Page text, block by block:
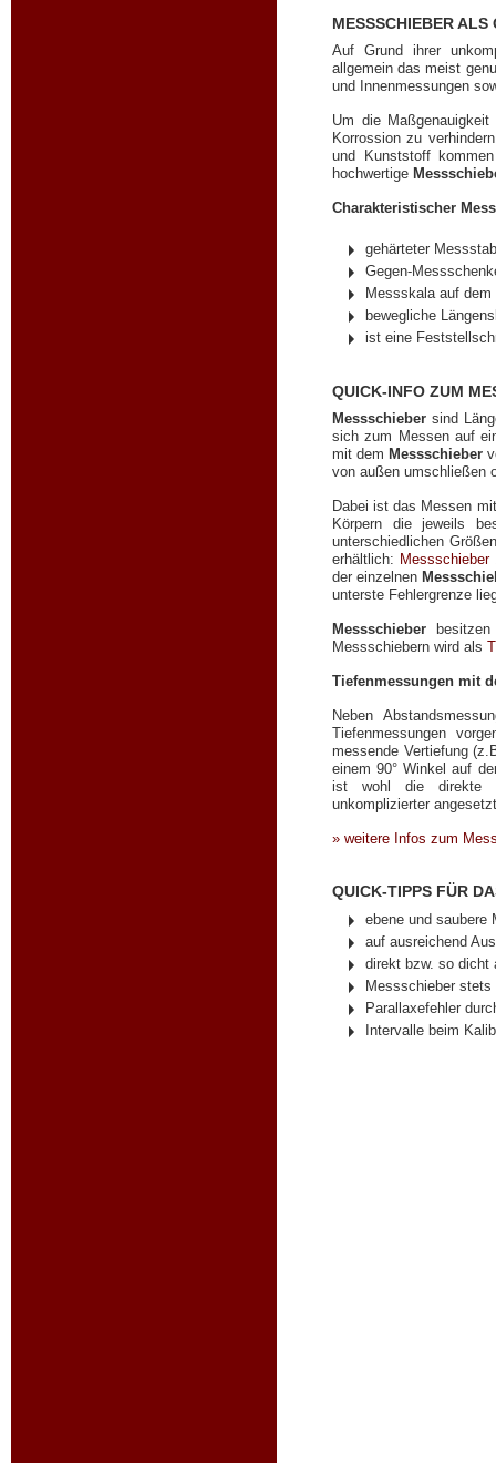
MESSSCHIEBER
Auf Grund ihrer
allgemein das meist
und Innenmessungen
Um die
Korrossion zu
und Kunststoff
hochwertige
Charakteristischer
gehärteter
Gegen-
Messskala auf
bewegliche
ist eine
QUICK-INFO ZUM
Messschieber sind
sich zum Messen auf
mit dem Messschieber
von außen umschließen
Dabei ist das Messen
Körpern die jeweils
unterschiedlichen
erhältlich: Messschieber
der einzelnen
unterste Fehlergrenze
Messschieber
Messschiebern wird als
Tiefenmessungen mit
Neben
Tiefenmessungen
messende Vertiefung
einem 90° Winkel auf
ist wohl die direkte
unkomplizierter
» weitere Infos zum
QUICK-TIPPS FÜR
ebene und saubere
auf ausreichend
direkt bzw. so dicht
Messschieber
Parallaxefehler
Intervalle beim